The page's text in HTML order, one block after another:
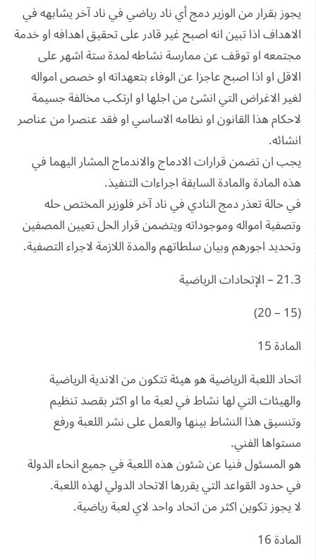
يجوز بقرار من الوزير دمج أي ناد رياضي في ناد آخر يشابهه في
الاهداف اذا تبين انه اصبح غير قادر على تحقيق اهدافه او خدمة
مجتمعه او توقف عن ممارسة نشاطه لمدة ستة اشهر على
الاقل او اذا اصبح عاجزا عن الوفاء بتعهداته او خصص امواله
لغير الاغراض التي انشئ من اجلها او ارتكب مخالفة جسيمة
لاحكام هذا القانون او نظامه الاساسي او فقد عنصرا من عناصر
انشائه.
يجب ان تضمن قرارات الادماج والاندماج المشار اليهما في
هذه المادة والمادة السابقة اجراءات التنفيذ.
في حالة تعذر دمج النادي في ناد آخر فلوزير المختص حله
وتصفية امواله وموجوداته ويتضمن قرار الحل تعيين المصفين
وتحديد اجورهم وبيان سلطاتهم والمدة اللازمة لاجراء التصفية.
21.3 – الإتحادات الرياضية
(15 – 20)
المادة 15
اتحاد اللعبة الرياضية هو هيئة تتكون من الاندية الرياضية
والهيئات التي لها نشاط في لعبة ما او اكثر بقصد تنظيم
وتنسيق هذا النشاط بينها والعمل على نشر اللعبة ورفع
مستواها الفني.
هو المسئول فنيا عن شئون هذه اللعبة في جميع انحاء الدولة
في حدود القواعد التي يقررها الاتحاد الدولي لهذه اللعبة.
لا يجوز تكوين اكثر من اتحاد واحد لاي لعبة رياضية.
المادة 16